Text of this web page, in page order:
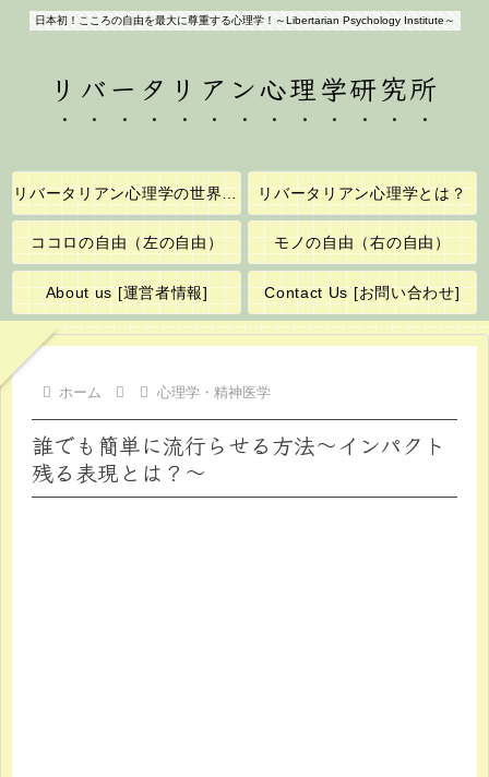
日本初！こころの自由を最大に尊重する心理学！～Libertarian Psychology Institute～
リバータリアン心理学研究所
リバータリアン心理学の世界へようこそ！ リバータリアン心理学とは？
ココロの自由（左の自由） モノの自由（右の自由）
About us [運営者情報] Contact Us [お問い合わせ]
ホーム 心理学・精神医学
誰でも簡単に流行らせる方法～インパクト
残る表現とは？～